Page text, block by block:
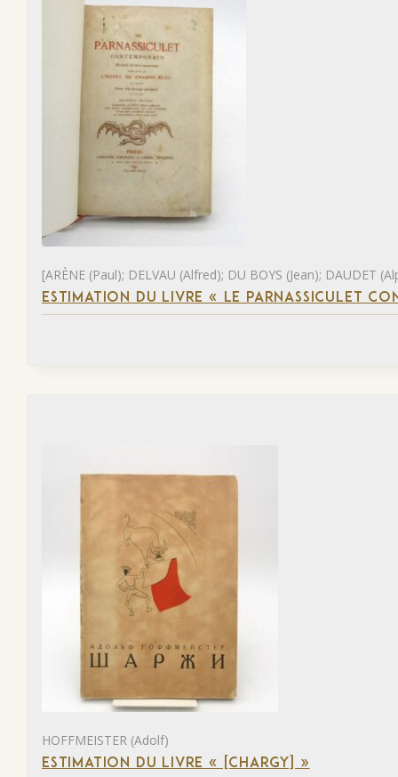
[ARÈNE (Paul); DELVAU (Alfred); DU BOYS (Jean); DAUDET
ESTIMATION DU LIVRE « LE PARNASSICULET
HOFFMEISTER (Adolf)
ESTIMATION DU LIVRE « [CHARGY] »